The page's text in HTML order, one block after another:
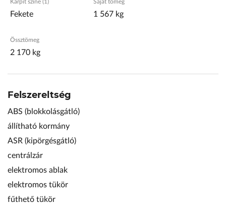
Kárpit színe (1)
Fekete
Saját tömeg
1 567 kg
Össztömeg
2 170 kg
Felszereltség
ABS (blokkolásgátló)
állítható kormány
ASR (kipörgésgátló)
centrálzár
elektromos ablak
elektromos tükör
fűthető tükör